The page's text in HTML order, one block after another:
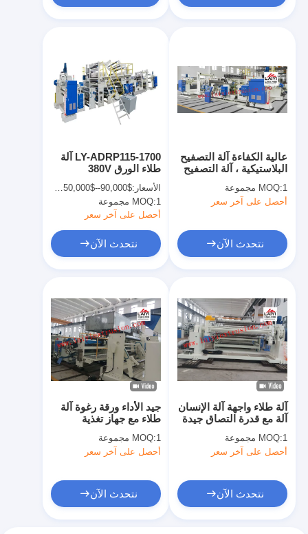
LY-ADRP115-1700 آلة
طلاء الورق 380V
300m/min LDPE
LLDPE
الأسعار:$90,000--$450,000/set
MOQ:1 مجموعة
أحصل على آخر سعر
نتحدث الآن
عالية الكفاءة آلة التصفيح
البلاستيكية ، آلة التصفيح
MOQ:1 مجموعة
أحصل على آخر سعر
نتحدث الآن
جيد الأداء ورقة رغوة آلة
طلاء مع جهاز تغذية
MOQ:1 مجموعة
أحصل على آخر سعر
نتحدث الآن
آلة طلاء واجهة آلة الإنسان
آلة مع قدرة التصاق جيدة
MOQ:1 مجموعة
أحصل على آخر سعر
نتحدث الآن